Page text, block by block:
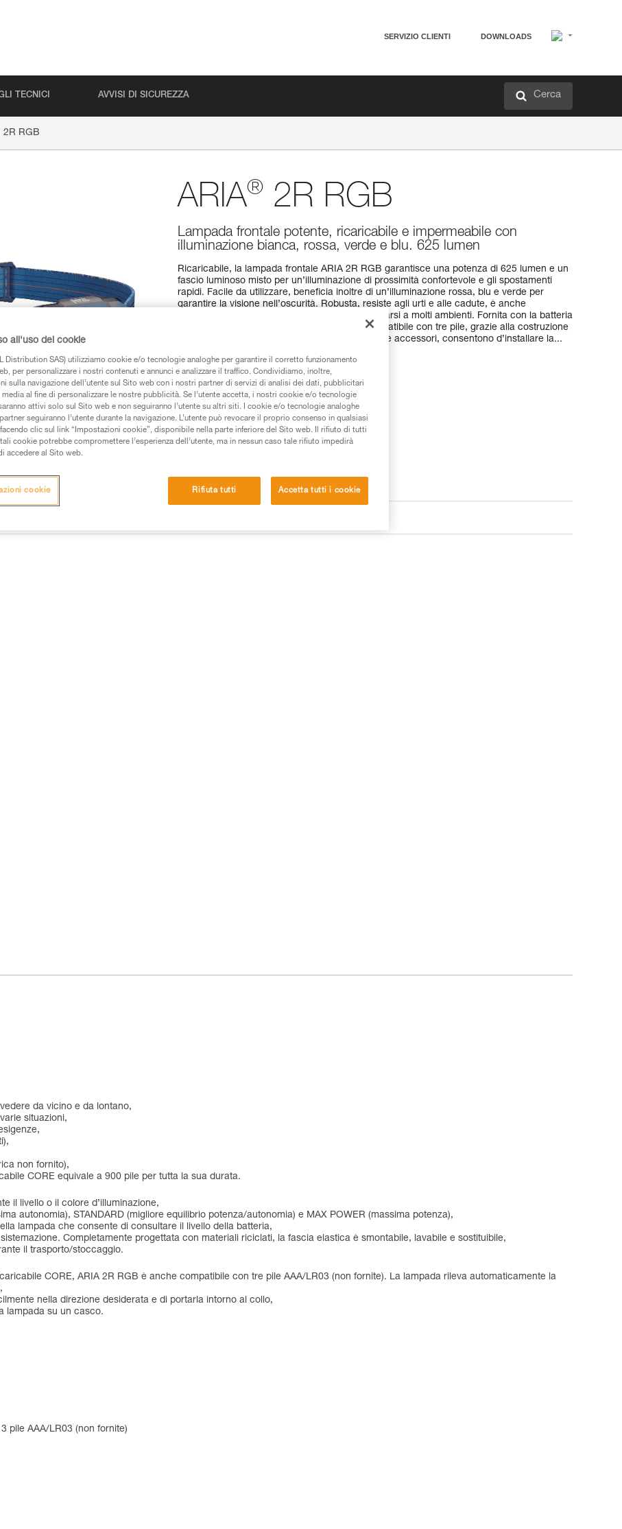
SERVIZIO CLIENTI DOWNLOADS
TECNICI AVVISI DI SICUREZZA Cerca
2R RGB
ARIA® 2R RGB
Lampada frontale potente, ricaricabile e impermeabile con
illuminazione bianca, rossa, verde e blu. 625 lumen
Ricaricabile, la lampada frontale ARIA 2R RGB garantisce una potenza di 625 lumen e un
fascio luminoso misto per un’illuminazione di prossimità confortevole e gli spostamenti
rapidi. Facile da utilizzare, beneficia inoltre di un’illuminazione rossa, blu e verde per
garantire la visione nell’oscurità. Robusta, resiste agli urti e alle cadute, è anche
impermeabile all’acqua e alla polvere, per adattarsi a molti ambienti. Fornita con la batteria
ricaricabile CORE, ARIA 2R RGB è anche compatibile con tre pile, grazie alla costruzione
HYBRID CONCEPT. Gli attacchi, disponibili come accessori, consentono d’installare la...
Trova un rivenditore
da vicino e da lontano,
situazioni,
non fornito),
CORE equivale a 900 pile per tutta la sua durata.
il livello o il colore d’illuminazione,
autonomia), STANDARD (migliore equilibrio potenza/autonomia) e MAX POWER (massima potenza),
lampada che consente di consultare il livello della batteria,
Completamente progettata con materiali riciclati, la fascia elastica è smontabile, lavabile e sostituibile,
il trasporto/stoccaggio.
CORE, ARIA 2R RGB è anche compatibile con tre pile AAA/LR03 (non fornite). La lampada rileva automaticamente la
nella direzione desiderata e di portarla intorno al collo,
lampada su un casco.
pile AAA/LR03 (non fornite)
all'uso dei cookie
Distribution SAS) utilizziamo cookie e/o tecnologie analoghe per garantire il corretto funzionamento
per personalizzare i nostri contenuti e annunci e analizzare il traffico. Condividiamo, inoltre,
sulla navigazione dell’utente sul Sito web con i nostri partner di servizi di analisi dei dati, pubblicitari
al fine di personalizzare le nostre pubblicità. Se l’utente accetta, i nostri cookie e/o tecnologie
attivi solo sul Sito web e non seguiranno l’utente su altri siti. I cookie e/o tecnologie analoghe
seguiranno l’utente durante la navigazione. L’utente può revocare il proprio consenso in qualsiasi
clic sul link “Impostazioni cookie”, disponibile nella parte inferiore del Sito web. Il rifiuto di tutti
cookie potrebbe compromettere l’esperienza dell’utente, ma in nessun caso tale rifiuto impedirà
accedere al Sito web.
Rifiuta tutti Accetta tutti i cookie
cookie